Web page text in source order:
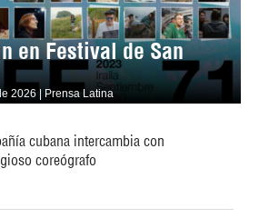
en Festival de San
2026 | Prensa Latina
cubana intercambia con
coreógrafo